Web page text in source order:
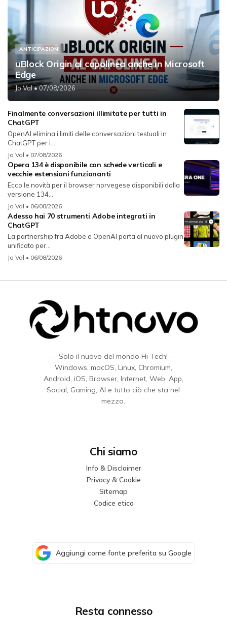
ANTICIPAZIONI
uBlock Origin al capolinea anche in Microsoft
Edge
Jo Val• 07/08/2026
Finalmente conversazioni illimitate per tutti in
ChatGPT
OpenAI elimina i limiti delle conversazioni testuali in
ChatGPT per i...
Jo Val • 07/08/2026
Opera 134 è disponibile con schede verticali e
vecchie estensioni funzionanti
Ecco le novità per il browser norvegese disponibili dalla
versione 134...
Jo Val • 06/08/2026
Adesso hai 70 strumenti Adobe integrati in
ChatGPT
La partnership fra Adobe e OpenAI porta al nuovo plugin
unificato per...
Jo Val • 06/08/2026
— Solo il nuovo del mondo Hi-Tech! —
Windows, macOS, Linux, Chromium,
Android, iOS, Browser, Internet, Web, App,
Social, Gaming, AI e tutto ciò che sta nel
mezzo.
Chi siamo
Info & Disclaimer
Privacy & Cookie
Sitemap
Codice etico
Aggiungi come fonte preferita su Google
Resta connesso